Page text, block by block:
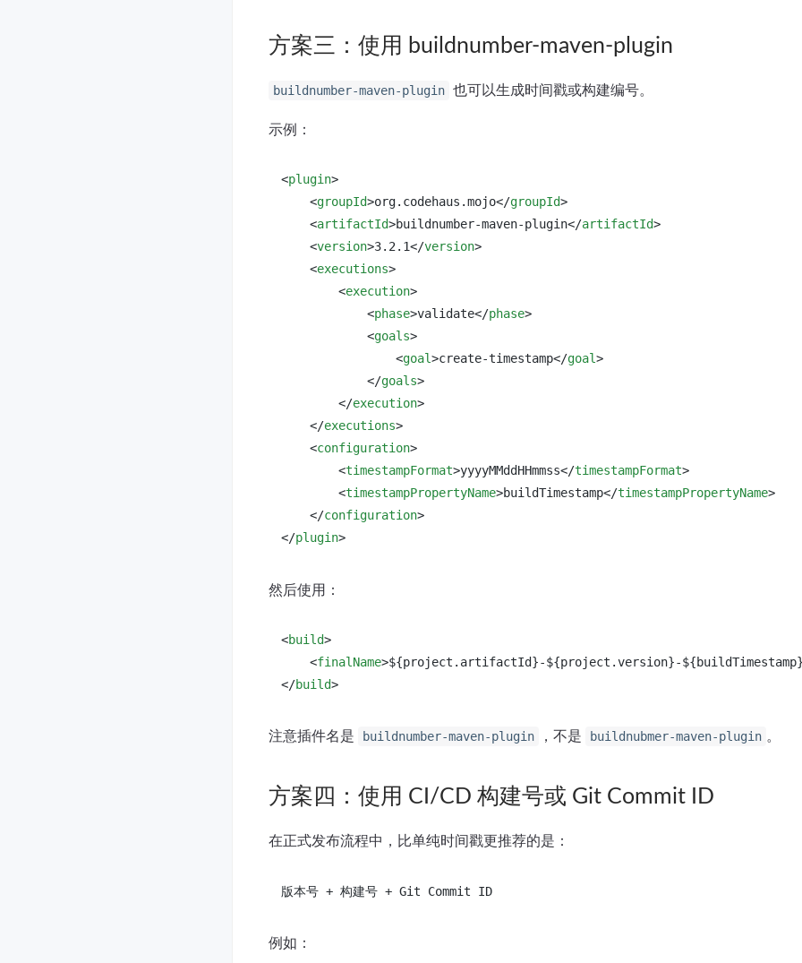
方案三：使用 buildnumber-maven-plugin
buildnumber-maven-plugin 也可以生成时间戳或构建编号。
示例：
<plugin>
<groupId>org.codehaus.mojo</groupId>
<artifactId>buildnumber-maven-plugin</artifactId>
<version>3.2.1</version>
<executions>
<execution>
<phase>validate</phase>
<goals>
<goal>create-timestamp</goal>
</goals>
</execution>
</executions>
<configuration>
<timestampFormat>yyyyMMddHHmmss</timestampFormat>
<timestampPropertyName>buildTimestamp</timestampPropertyName>
</configuration>
</plugin>
然后使用：
<build>
<finalName>${project.artifactId}-${project.version}-
</build>
注意插件名是 buildnumber-maven-plugin ，不是 buildnubmer-maven-plugin 。
方案四：使用 CI/CD 构建号或 Git Commit ID
在正式发布流程中，比单纯时间戳更推荐的是：
例如：